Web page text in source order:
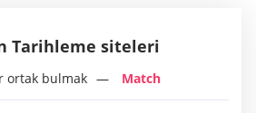
Tarihleme siteleri
ortak bulmak Match